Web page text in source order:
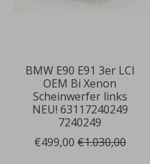
BMW E90 E91 3er LCI
OEM Bi Xenon
Scheinwerfer links
NEU! 63117240249
7240249
€499,00 €1.030,00